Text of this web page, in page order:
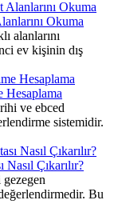
Okuma
alanlarını
ev kişinin dış
Hesaplama
ve ebced
sistemidir.
Çıkarılır?
Bu